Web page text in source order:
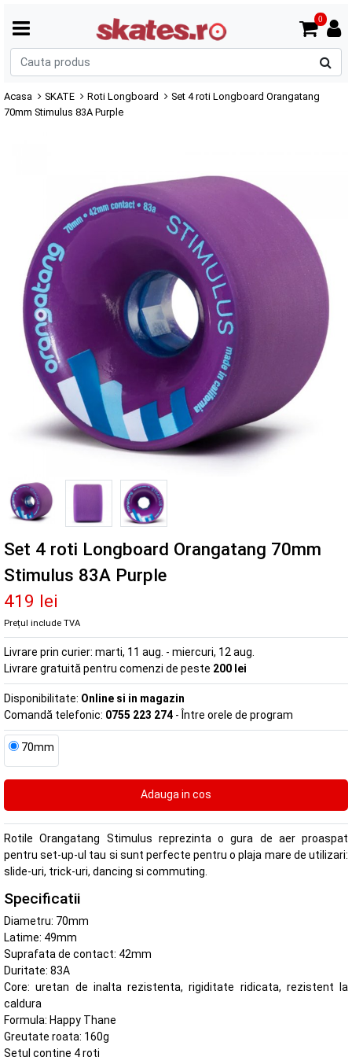
0
Acasa SKATE Roti Longboard
Set 4 roti Longboard Orangatang
70mm Stimulus 83A Purple
Set 4 roti Longboard Orangatang 70mm
Stimulus 83A Purple
419 lei
Prețul include TVA
Livrare prin curier: marti, 11 aug. - miercuri, 12 aug.
Livrare gratuită pentru comenzi de peste 200 lei
Disponibilitate: Online si in magazin
Comandă telefonic: 0755 223 274 - Între orele de program
70mm
Rotile Orangatang Stimulus reprezinta o gura de aer proaspat
pentru set-up-ul tau si sunt perfecte pentru o plaja mare de utilizari:
slide-uri, trick-uri, dancing si commuting.
Specificatii
Diametru: 70mm
Latime: 49mm
Suprafata de contact: 42mm
Duritate: 83A
Core: uretan de inalta rezistenta, rigiditate ridicata, rezistent la
caldura
Formula: Happy Thane
Greutate roata: 160g
Setul contine 4 roti